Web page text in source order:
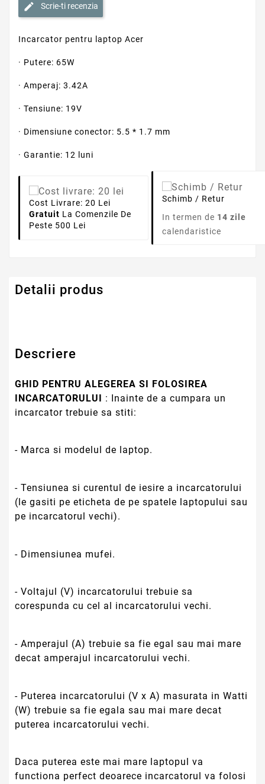
Scrie-ti recenzia
Incarcator pentru laptop Acer
· Putere: 65W
· Amperaj: 3.42A
· Tensiune: 19V
· Dimensiune conector: 5.5 * 1.7 mm
· Garantie: 12 luni
Cost Livrare: 20 Lei
Gratuit La Comenzile De
Peste 500 Lei
Schimb / Retur
In termen de 14 zile
calendaristice
Detalii produs
Descriere
GHID PENTRU ALEGEREA SI FOLOSIREA
INCARCATORULUI : Inainte de a cumpara un
incarcator trebuie sa stiti:
- Marca si modelul de laptop.
- Tensiunea si curentul de iesire a incarcatorului
(le gasiti pe eticheta de pe spatele laptopului sau
pe incarcatorul vechi).
- Dimensiunea mufei.
- Voltajul (V) incarcatorului trebuie sa
corespunda cu cel al incarcatorului vechi.
- Amperajul (A) trebuie sa fie egal sau mai mare
decat amperajul incarcatorului vechi.
- Puterea incarcatorului (V x A) masurata in Watti
(W) trebuie sa fie egala sau mai mare decat
puterea incarcatorului vechi.
Daca puterea este mai mare laptopul va
functiona perfect deoarece incarcatorul va folosi